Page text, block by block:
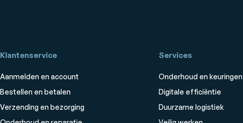
Klantenservice
Aanmelden en account
Bestellen en betalen
Verzending en bezorging
Services
Onderhoud en keuringen
Digitale efficiëntie
Duurzame logistiek